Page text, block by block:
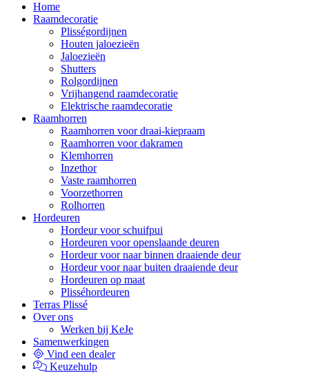
Home
Raamdecoratie
Plisségordijnen
Houten jaloezieën
Jaloezieën
Shutters
Rolgordijnen
Vrijhangend raamdecoratie
Elektrische raamdecoratie
Raamhorren
Raamhorren voor draai-kiepraam
Raamhorren voor dakramen
Klemhorren
Inzethor
Vaste raamhorren
Voorzethorren
Rolhorren
Hordeuren
Hordeur voor schuifpui
Hordeuren voor openslaande deuren
Hordeur voor naar binnen draaiende deur
Hordeur voor naar buiten draaiende deur
Hordeuren op maat
Plisséhordeuren
Terras Plissé
Over ons
Werken bij KeJe
Samenwerkingen
Vind een dealer
Keuzehulp